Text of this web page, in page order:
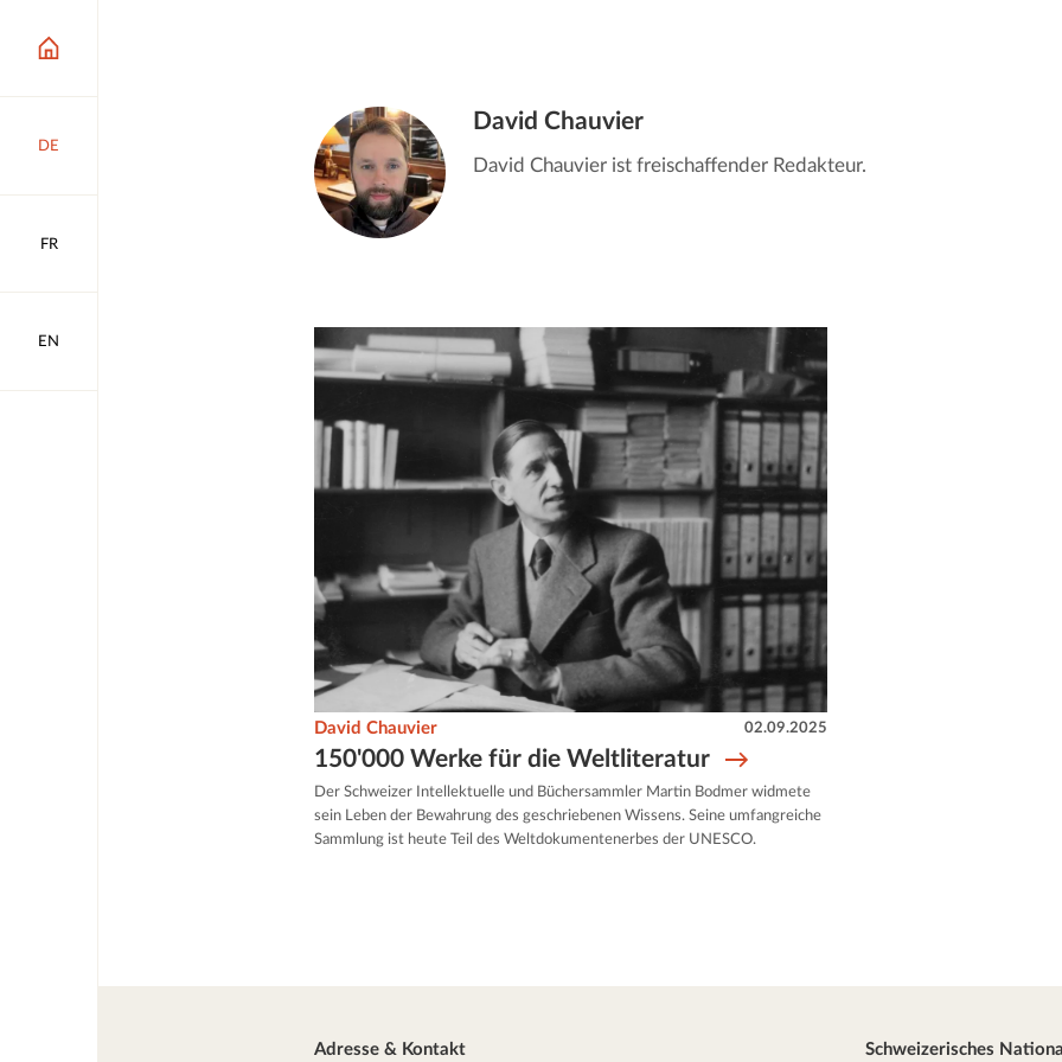
DE
FR
EN
David Chauvier
David Chauvier ist freischaffender Redakteur.
150'000 Werke für die Weltliteratur
David Chauvier 02.09.2025
Der Schweizer Intellektuelle und Büchersammler Martin Bodmer widmete
sein Leben der Bewahrung des geschriebenen Wissens. Seine umfangreiche
Sammlung ist heute Teil des Weltdokumentenerbes der UNESCO.
Adresse & Kontakt Schweizerisches